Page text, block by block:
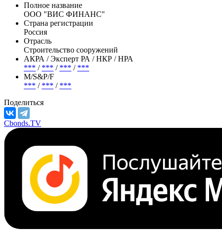
Полное название
ООО "ВИС ФИНАНС"
Страна регистрации
Россия
Отрасль
Строительство сооружений
АКРА / Эксперт РА / НКР / НРА
*** / *** / *** / ***
М/S&P/F
*** / *** / ***
Поделиться
Cbonds.TV